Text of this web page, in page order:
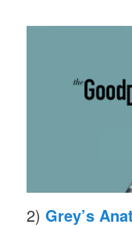
2)Grey’s